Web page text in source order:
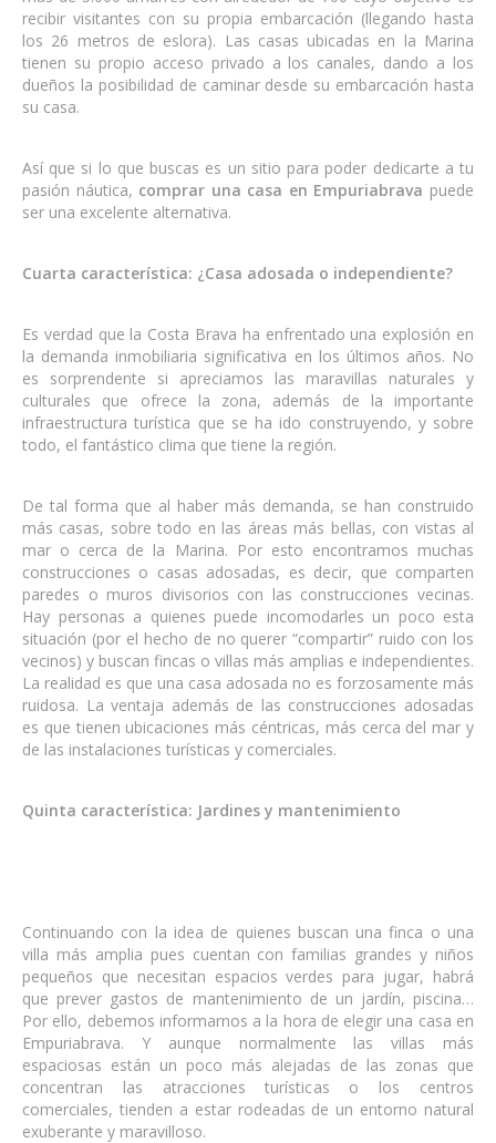
recibir visitantes con su propia embarcación (llegando hasta
los 26 metros de eslora). Las casas ubicadas en la Marina
tienen su propio acceso privado a los canales, dando a los
dueños la posibilidad de caminar desde su embarcación hasta
su casa.
Así que si lo que buscas es un sitio para poder dedicarte a tu
pasión náutica, comprar una casa en Empuriabrava puede
ser una excelente alternativa.
Cuarta característica: ¿Casa adosada o independiente?
Es verdad que la Costa Brava ha enfrentado una explosión en
la demanda inmobiliaria significativa en los últimos años. No
es sorprendente si apreciamos las maravillas naturales y
culturales que ofrece la zona, además de la importante
infraestructura turística que se ha ido construyendo, y sobre
todo, el fantástico clima que tiene la región.
De tal forma que al haber más demanda, se han construido
más casas, sobre todo en las áreas más bellas, con vistas al
mar o cerca de la Marina. Por esto encontramos muchas
construcciones o casas adosadas, es decir, que comparten
paredes o muros divisorios con las construcciones vecinas.
Hay personas a quienes puede incomodarles un poco esta
situación (por el hecho de no querer “compartir” ruido con los
vecinos) y buscan fincas o villas más amplias e independientes.
La realidad es que una casa adosada no es forzosamente más
ruidosa. La ventaja además de las construcciones adosadas
es que tienen ubicaciones más céntricas, más cerca del mar y
de las instalaciones turísticas y comerciales.
Quinta característica: Jardines y mantenimiento
Continuando con la idea de quienes buscan una finca o una
villa más amplia pues cuentan con familias grandes y niños
pequeños que necesitan espacios verdes para jugar, habrá
que prever gastos de mantenimiento de un jardín, piscina…
Por ello, debemos informarnos a la hora de elegir una casa en
Empuriabrava. Y aunque normalmente las villas más
espaciosas están un poco más alejadas de las zonas que
concentran las atracciones turísticas o los centros
comerciales, tienden a estar rodeadas de un entorno natural
exuberante y maravilloso.